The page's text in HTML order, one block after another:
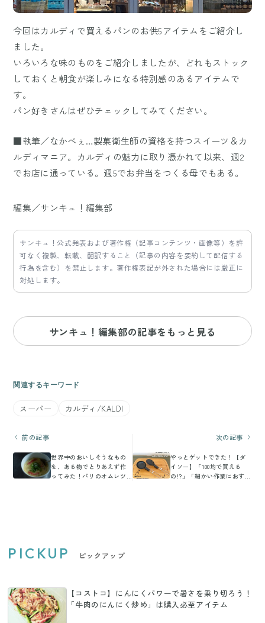
今回はカルディで買えるパンのお供5アイテムをご紹介し
ました。
いろいろな味のものをご紹介しましたが、どれもストック
しておくと朝食が楽しみになる特別感のあるアイテムで
す。
パン好きさんはぜひチェックしてみてください。
■執筆／なかべぇ…製菓衛生師の資格を持つスイーツ＆カ
ルディマニア。カルディの魅力に取り憑かれて以来、週2
でお店に通っている。週5でお弁当をつくる母でもある。
編集／サンキュ！編集部
サンキュ！公式発表および著作権（記事コンテンツ・画像等）を許
可なく複製、転載、翻訳すること（記事の内容を要約して配信する
行為を含む）を禁止します。著作権表記が外された場合には厳正に
対処します。
サンキュ！編集部の記事をもっと見る
関連するキーワード
スーパー カルディ/KALDI
前の記事
世界中のおいしそうなもの
を、ある物でとりあえず作
ってみた！パリのオムレツ
次の記事
やっとゲットできた！【ダ
イソー】「100均で買える
の!?」「細かい作業におすす
PICKUP ピックアップ
【コストコ】にんにくパワーで暑さを乗り切ろう！
「牛肉のにんにく炒め」は購入必至アイテム